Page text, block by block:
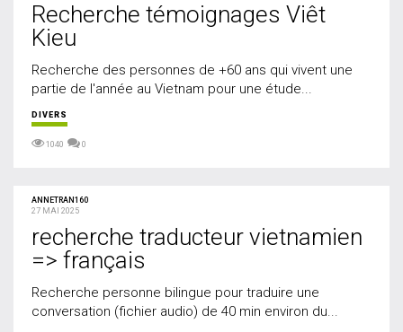
Recherche témoignages Viêt
Kieu
Recherche des personnes de +60 ans qui vivent une
partie de l'année au Vietnam pour une étude...
DIVERS
1040 0
ANNETRAN160
27 MAI 2025
recherche traducteur vietnamien
=> français
Recherche personne bilingue pour traduire une
conversation (fichier audio) de 40 min environ du...